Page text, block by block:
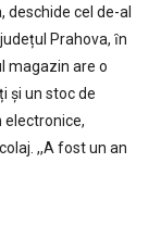
deschide cel de-al
Prahova, ȋn
magazin are o
și un stoc de
electronice,
,,A fost un an